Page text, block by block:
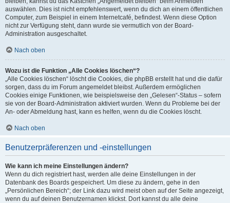
auswählen. Dies ist nicht empfehlenswert, wenn du dich an einem öffentlichen
Computer, zum Beispiel in einem Internetcafé, befindest. Wenn diese Option
nicht zur Verfügung steht, dann wurde sie vermutlich von der Board-
Administration ausgeschaltet.
Nach oben
Wozu ist die Funktion „Alle Cookies löschen“?
„Alle Cookies löschen“ löscht die Cookies, die phpBB erstellt hat und die dafür
sorgen, dass du im Forum angemeldet bleibst. Außerdem ermöglichen
Cookies einige Funktionen, wie beispielsweise den „Gelesen“-Status – sofern
sie von der Board-Administration aktiviert wurden. Wenn du Probleme bei der
An- oder Abmeldung hast, kann es helfen, wenn du die Cookies löscht.
Nach oben
Benutzerpräferenzen und -einstellungen
Wie kann ich meine Einstellungen ändern?
Wenn du dich registriert hast, werden alle deine Einstellungen in der
Datenbank des Boards gespeichert. Um diese zu ändern, gehe in den
„Persönlichen Bereich“; der Link dazu wird meist oben auf der Seite angezeigt,
wenn du auf deinen Benutzernamen klickst. Dort kannst du alle deine